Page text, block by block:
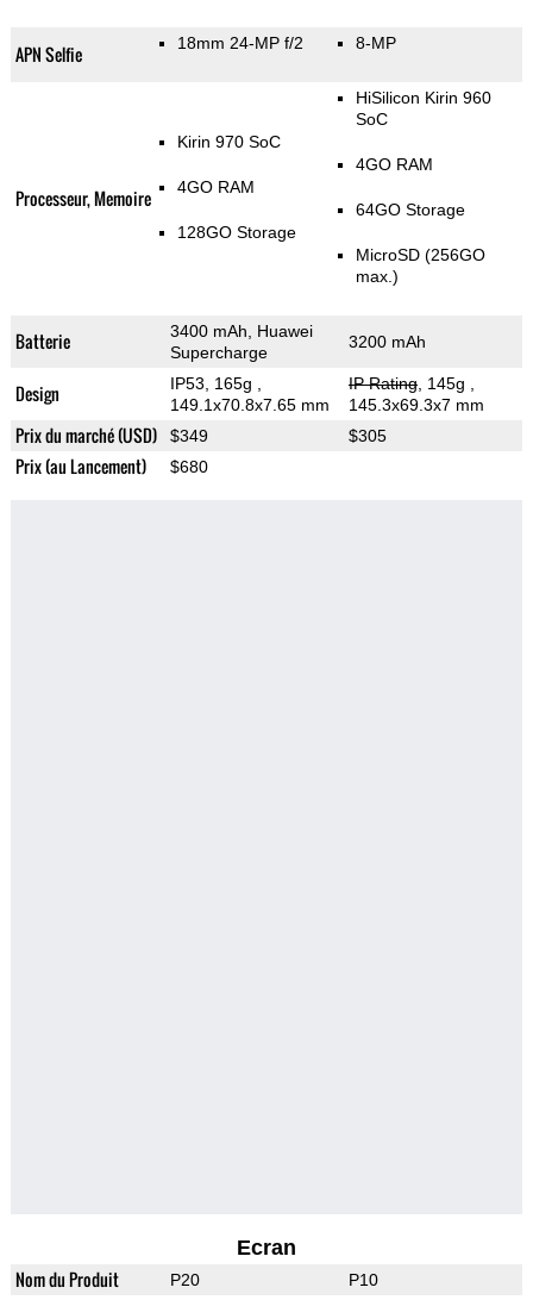
APN Selfie 18mm 24-MP f/2 8-MP
Processeur, Memoire
Kirin 970 SoC
4GO RAM
128GO Storage
HiSilicon Kirin 960
SoC
4GO RAM
64GO Storage
MicroSD (256GO
max.)
Batterie
3400 mAh, Huawei
Supercharge
3200 mAh
Design IP53, 165g
149.1x70.8x7.65 mm
IP Rating, 145g
145.3x69.3x7 mm
Prix du marché (USD) $349 $305
Prix (au Lancement) $680
Ecran
Nom du Produit P20 P10